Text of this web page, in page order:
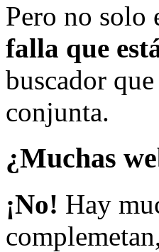
Pero no solo
falla que
buscador
conjunta.
¿Muchas
¡No! Hay